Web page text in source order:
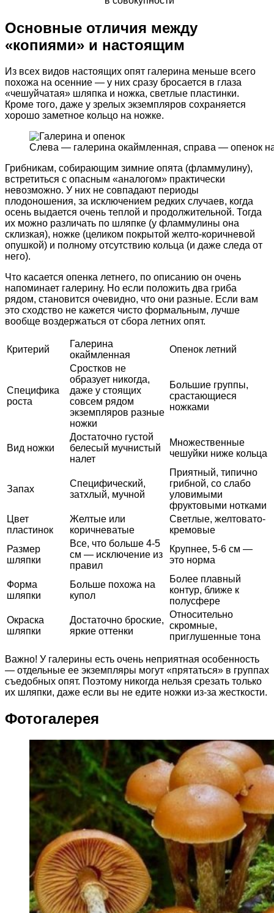
Основные отличия между
«копиями» и настоящим
Из всех видов настоящих опят галерина меньше всего
похожа на осенние — у них сразу бросается в глаза
«чешуйчатая» шляпка и ножка, светлые пластинки.
Кроме того, даже у зрелых экземпляров сохраняется
хорошо заметное кольцо на ножке.
Слева — галерина окаймленная, справа — опенок
Грибникам, собирающим зимние опята (фламмулину),
встретиться с опасным «аналогом» практически
невозможно. У них не совпадают периоды
плодоношения, за исключением редких случаев, когда
осень выдается очень теплой и продолжительной. Тогда
их можно различать по шляпке (у фламмулины она
склизкая), ножке (целиком покрытой желто-коричневой
опушкой) и полному отсутствию кольца (и даже следа от
него).
Что касается опенка летнего, по описанию он очень
напоминает галерину. Но если положить два гриба
рядом, становится очевидно, что они разные. Если вам
это сходство не кажется чисто формальным, лучше
вообще воздержаться от сбора летних опят.
Критерий
Галерина
окаймленная
Опенок летний
Специфика
роста
Сростков не
образует никогда,
даже у стоящих
совсем рядом
экземпляров разные
ножки
Большие группы,
срастающиеся
ножками
Вид ножки
Достаточно густой
белесый мучнистый
налет
Множественные
чешуйки ниже кольца
Запах
Специфический,
затхлый, мучной
Приятный, типично
грибной, со слабо
уловимыми
фруктовыми нотками
Цвет
пластинок
Желтые или
коричневатые
Светлые, желтовато-
кремовые
Размер
шляпки
Все, что больше 4-5
см — исключение из
правил
Крупнее, 5-6 см —
это норма
Форма
шляпки
Больше похожа на
купол
Более плавный
контур, ближе к
полусфере
Окраска
шляпки
Достаточно броские,
яркие оттенки
Относительно
скромные,
приглушенные тона
Важно! У галерины есть очень неприятная особенность
— отдельные ее экземпляры могут «прятаться» в группах
съедобных опят. Поэтому никогда нельзя срезать только
их шляпки, даже если вы не едите ножки из-за жесткости.
Фотогалерея